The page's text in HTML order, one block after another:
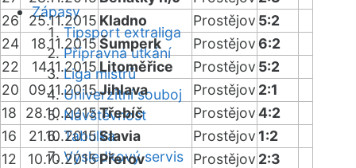
Zápasy
Tipsport extraliga
Přípravná utkání
Liga mistrů
Univerzitní souboj
Návštěvnost
Tabulka
Výsledkový servis
26
25.11.2015 Kladno Prostějov 5:2
24
18.11.2015Šumperk Prostějov6:2
22
14.11.2015 Litoměřice Prostějov 5:2
20
09.11.2015Jihlava Prostějov 2:1
18
28.10.2015Třebíč Prostějov4:2
16
21.10.2015Slavia Prostějov 1:2
12
10.10.2015Přerov Prostějov 2:3